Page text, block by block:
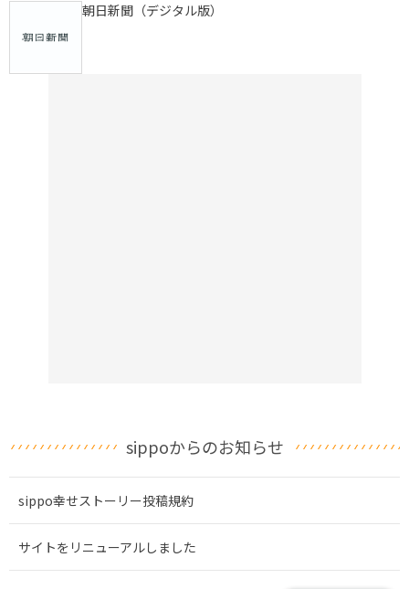
朝日新聞（デジタル版）
sippoからのお知らせ
sippo幸せストーリー投稿規約
サイトをリニューアルしました